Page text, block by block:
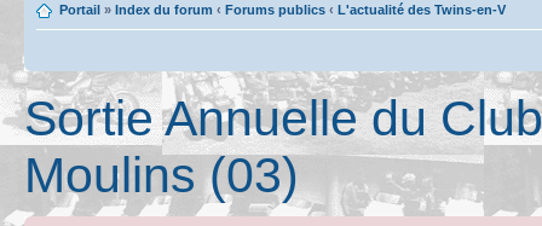
Portail » Index du forum ‹ Forums publics ‹ L'actualité des Twins-en-V
Sortie Annuelle du
Moulins (03)